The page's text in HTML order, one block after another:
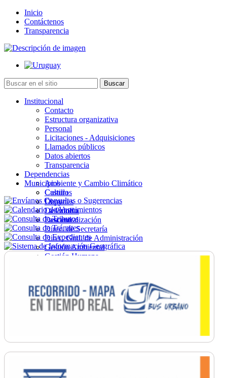
Inicio
Contáctenos
Transparencia
Institucional
Contacto
Estructura organizativa
Personal
Licitaciones - Adquisiciones
Llamados públicos
Datos abiertos
Transparencia
Dependencias
Ambiente y Cambio Climático
Cultura
Deportes
Desarrollo
Descentralización
Direc. de Secretaría
Direc. Gral. de Administración
Gestión Ambiental
Gestión Humana
Ordenamiento
Promoción Social
Salud
Secretaría General
Municipios
Castillos
Chuy
La Paloma
Lascano